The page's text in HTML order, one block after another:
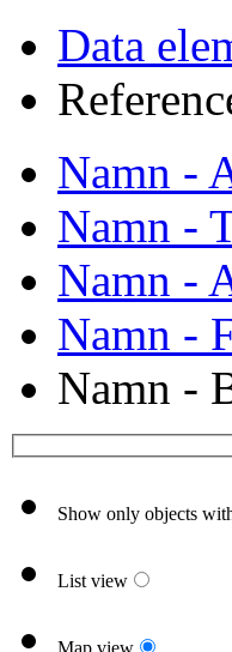
Data
Namn -
Namn -
Namn -
Namn -
Namn -
Show only objects
List view
Map view